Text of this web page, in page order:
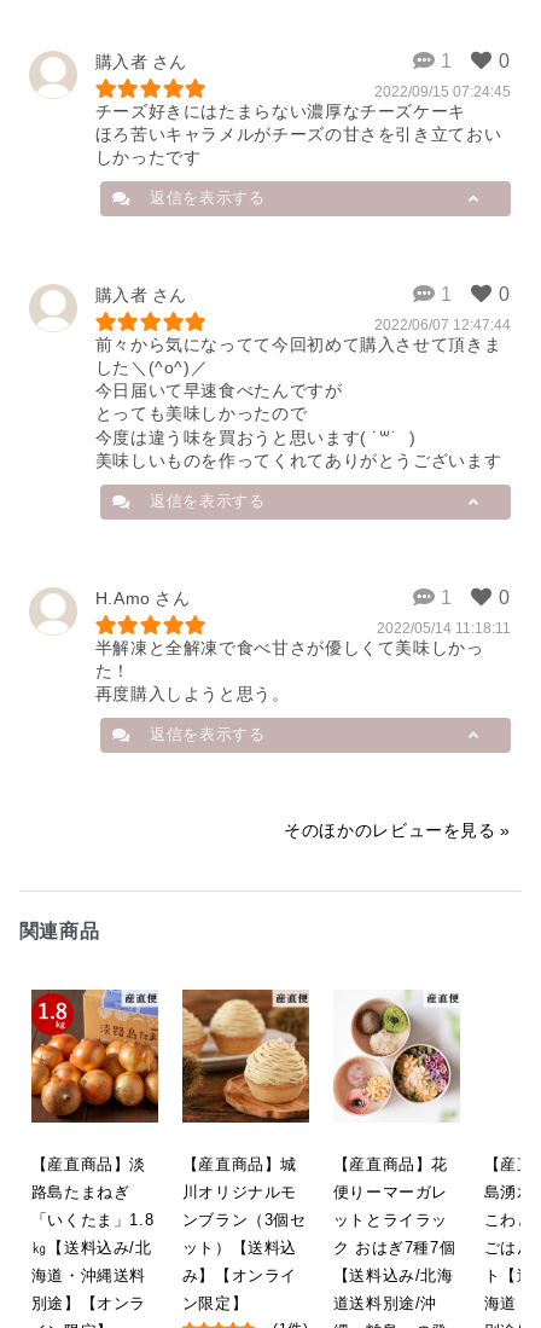
改めまして、この度は「はれもけ
も」のスイーツをご購入いただき誠
にありがとうございます。
またお客様にご購入いただける日を
スタッフ一同、心よりお待ちしてお
ります。
けたようで、大変嬉しく存じます。
またのご利用を、心よりお待ちして
おります。
「はれもけも」川崎
店舗から
この度はご購入とレビューのご投稿
誠にありがとうございます。
当店は使用するチーズにこだわって
お作りしているので気に入っていた
だき大変嬉しく思います！
濃厚さがたまらないですよね。珈琲
「はれもけも」　吉田
2023/04/18 05:03:36
購入者
2022/09/15 07:24:45
チーズ好きにはたまらない濃厚なチーズケーキ
ほろ苦いキャラメルがチーズの甘さを引き立ておい
返信を表示する
店舗から
この度はご購入とレビューのご投稿
誠にありがりがとうございます！
チーズ好きの方にご好評頂きまして
大変嬉しく思います！
プレーンのバスクチーズケーキの他
にも、抹茶やカカオのバスクチーズ
ケーキなど、様々な風味と共にチー
ズを味わえる商品を取り揃えており
ております。
「はれもけも」
購入者
2022/06/07 12:47:44
前々から気になってて今回初めて購入させて頂きま
した＼(^o^)／
今日届いて早速食べたんですが
とっても美味しかったので
今度は違う味を買おうと思います( ˙꒳​˙  )
美味しいものを作ってくれてありがとうございます
返信を表示する
店舗から
この度はご購入とレビューのご投稿
誠にありがとうございます！
心を込めてお作りしているので、気
に入っていただきとてもうれしく思
います。
またのご利用をスタッフ一同心より
「はれもけも」
H.Amo
2022/05/14 11:18:11
半解凍と全解凍で食べ甘さが優しくて美味しかっ
た！
返信を表示する
店舗から
誠にありがとうございます！
キの他に
毎月変わる「季節限定チーズケー
キ」も揃えておりますので、
またご利用していただけること、ス
タッフ一同心よりお待ちしておりま
す。
2022/05/19 07:30:05
そのほかのレビューを見る
関連商品
【産直商品】淡
路島たまねぎ
「いくたま」1.8
㎏【送料込み/北
海道・沖縄送料
別途】【オンラ
【産直商品】城
川オリジナルモ
ンブラン（3個セ
ット）【送料込
み】【オンライ
ン限定】
【産直商品】花
便りーマーガレ
ットとライラッ
ク おはぎ7種7個
【送料込み/北海
道送料別途/沖
【産
島湧水
こわと
ごはん
ト【送
海道・